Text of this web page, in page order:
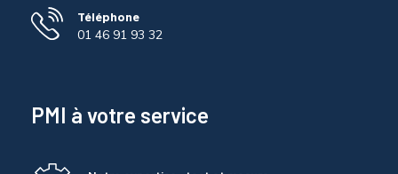
Téléphone
01 46 91 93 32
PMI à votre service